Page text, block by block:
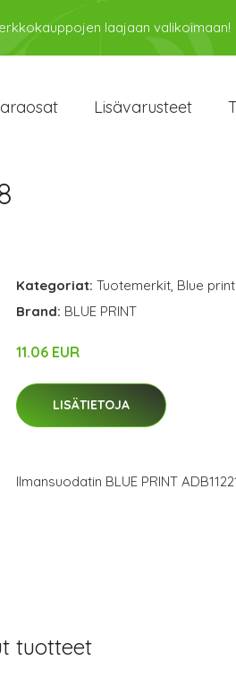
laajaan valikoimaan!
Lisävarusteet
Kategoriat: Tuotemerkit, Blue print
Brand: BLUE PRINT
11.06 EUR
LISÄTIETOJA
Ilmansuodatin BLUE PRINT
tuotteet